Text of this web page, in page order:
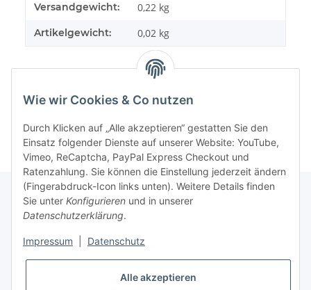
Versandgewicht: 0,22 kg
Artikelgewicht: 0,02 kg
Informationen
Gesetzliche Informationen
Wie wir Cookies & Co nutzen
Durch Klicken auf „Alle akzeptieren“ gestatten Sie den
Einsatz folgender Dienste auf unserer Website: YouTube,
Vimeo, ReCaptcha, PayPal Express Checkout und
Ratenzahlung. Sie können die Einstellung jederzeit ändern
(Fingerabdruck-Icon links unten). Weitere Details finden
Sie unter Konfigurieren und in unserer
Datenschutzerklärung.
Impressum Datenschutz
Alle akzeptieren